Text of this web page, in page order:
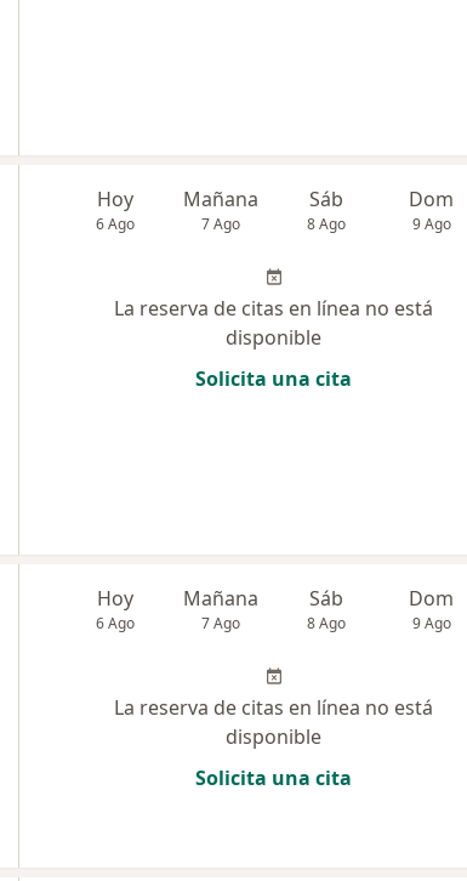
Hoy
6 Ago
Mañana
7 Ago
Sáb
8 Ago
Dom
9 Ago
La reserva de citas en línea no está
disponible
Solicita una cita
Hoy
6 Ago
Mañana
7 Ago
Sáb
8 Ago
Dom
9 Ago
La reserva de citas en línea no está
disponible
Solicita una cita